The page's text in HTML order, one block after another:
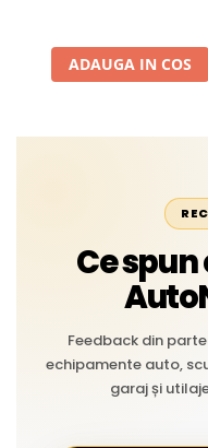
Liniar
ADAUGA IN COS
Ce
Feedback din
echipamente auto,
garaj și